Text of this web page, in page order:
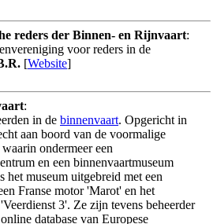
reders der Binnen- en Rijnvaart:
voor reders in de
[Website]
:
in de binnenvaart. Opgericht in
aan boord van de voormalige
ondermeer een
en een binnenvaartmuseum
het museum uitgebreid met een
Franse motor 'Marot' en het
3'. Ze zijn tevens beheerder
database van Europese